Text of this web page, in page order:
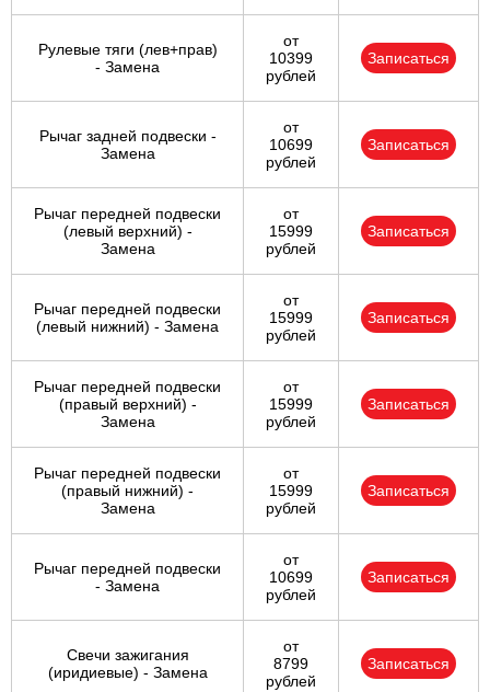
Рулевые тяги (лев+прав)
- Замена
от
10399
рублей
Записаться
Рычаг задней подвески -
Замена
от
10699
рублей
Записаться
Рычаг передней подвески
(левый верхний) -
Замена
от
15999
рублей
Записаться
Рычаг передней подвески
(левый нижний) - Замена
от
15999
рублей
Записаться
Рычаг передней подвески
(правый верхний) -
Замена
от
15999
рублей
Записаться
Рычаг передней подвески
(правый нижний) -
Замена
от
15999
рублей
Записаться
Рычаг передней подвески
- Замена
от
10699
рублей
Записаться
Свечи зажигания
(иридиевые) - Замена
от
8799
рублей
Записаться